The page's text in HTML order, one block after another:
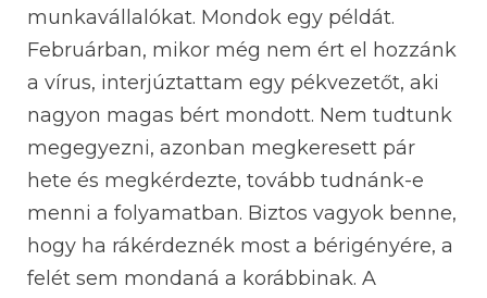
munkavállalókat. Mondok egy példát.
Februárban, mikor még nem ért el hozzánk
a vírus, interjúztattam egy pékvezetőt, aki
nagyon magas bért mondott. Nem tudtunk
megegyezni, azonban megkeresett pár
hete és megkérdezte, tovább tudnánk-e
menni a folyamatban. Biztos vagyok benne,
hogy ha rákérdeznék most a bérigényére, a
felét sem mondaná a korábbinak. A